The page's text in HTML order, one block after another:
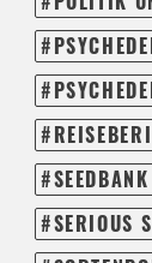
SEEDBANK
SERIOUS